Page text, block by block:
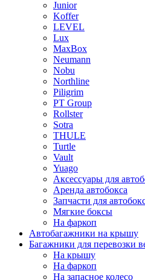
Junior
Koffer
LEVEL
Lux
MaxBox
Neumann
Nobu
Northline
Piligrim
PT Group
Rollster
Sotra
THULE
Turtle
Vault
Yuago
Аксессуары для
Аренда автобокса
Запчасти для
Мягкие боксы
На фаркоп
Автобагажники на крышу
Багажники для перевозки
На крышу
На фаркоп
На запасное колесо